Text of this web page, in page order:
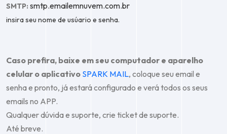
SMTP: smtp.emailemnuvem.com.br
insira seu nome de usúario e senha.
Caso prefira, baixe em seu computador e aparelho
celular o aplicativo SPARK MAIL, coloque seu email e
senha e pronto, já estará configurado e verá todos os seus
emails no APP.
Qualquer dúvida e suporte, crie ticket de suporte.
Até breve.